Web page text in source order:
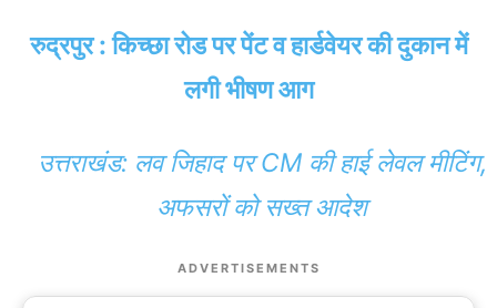
रुद्रपुर : किच्छा रोड पर पेंट व हार्डवेयर की दुकान में
लगी भीषण आग
उत्तराखंड: लव जिहाद पर CM की हाई लेवल मीटिंग,
अफसरों को सख्त आदेश
ADVERTISEMENTS